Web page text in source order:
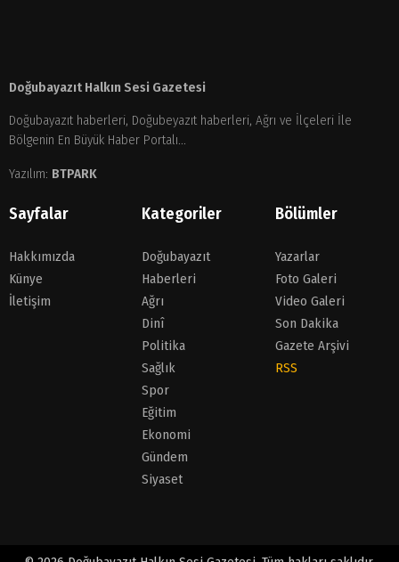
Doğubayazıt Halkın Sesi Gazetesi
Doğubayazıt haberleri, Doğubeyazıt haberleri, Ağrı ve İlçeleri İle
Bölgenin En Büyük Haber Portalı...
Yazılım: BTPARK
Sayfalar
Hakkımızda
Künye
İletişim
Kategoriler
Doğubayazıt
Haberleri
Ağrı
Dinî
Politika
Sağlık
Spor
Eğitim
Ekonomi
Gündem
Siyaset
Bölümler
Yazarlar
Foto Galeri
Video Galeri
Son Dakika
Gazete Arşivi
RSS